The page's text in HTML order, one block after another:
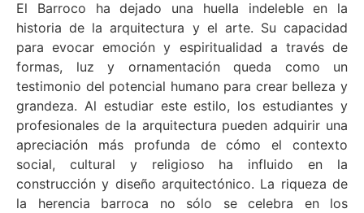
El Barroco ha dejado una huella indeleble en la
historia de la arquitectura y el arte. Su capacidad
para evocar emoción y espiritualidad a través de
formas, luz y ornamentación queda como un
testimonio del potencial humano para crear belleza y
grandeza. Al estudiar este estilo, los estudiantes y
profesionales de la arquitectura pueden adquirir una
apreciación más profunda de cómo el contexto
social, cultural y religioso ha influido en la
construcción y diseño arquitectónico. La riqueza de
la herencia barroca no sólo se celebra en los